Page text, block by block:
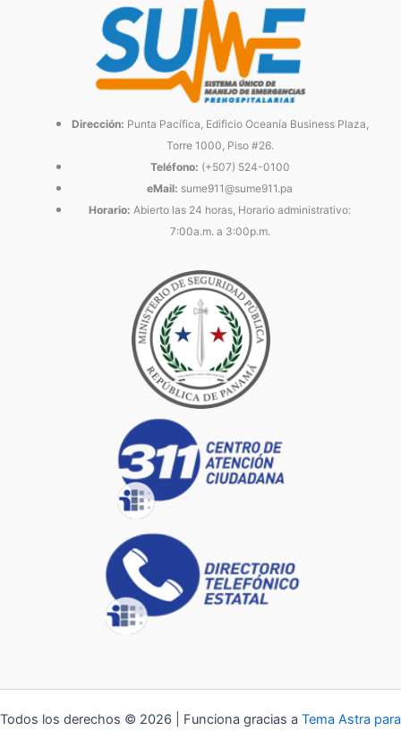
Dirección: Punta Pacífica, Edificio Oceanía Business Plaza,
Torre 1000, Piso #26.
Teléfono: (+507) 524-0100
eMail: sume911@sume911.pa
Horario: Abierto las 24 horas, Horario administrativo:
7:00a.m. a 3:00p.m.
Todos los derechos © 2026 | Funciona gracias a Tema Astra para